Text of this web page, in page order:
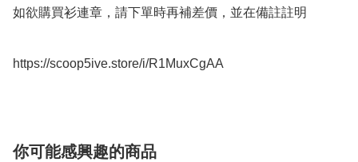
如欲購買衫連章，請下單時再補差價，並在備註註明
https://scoop5ive.store/i/R1MuxCgAA
你可能感興趣的商品